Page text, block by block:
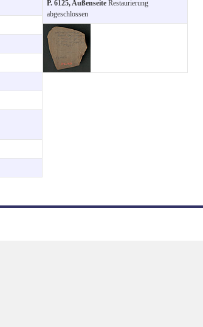
P. 6125, Außenseite Restaurierung
abgeschlossen